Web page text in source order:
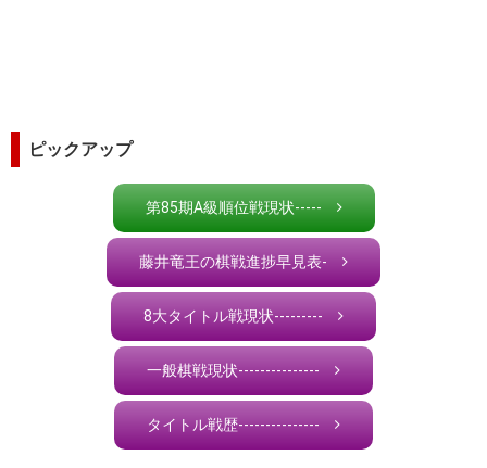
ピックアップ
第85期A級順位戦現状-----
藤井竜王の棋戦進捗早見表-
8大タイトル戦現状---------
一般棋戦現状---------------
タイトル戦歴---------------